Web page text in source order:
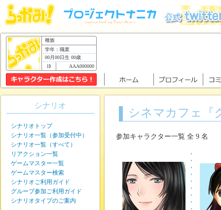
種族
学年：職業
00月00日生 00歳
AAA000000
シネマカフェ
参加キャラクター一覧 全 9 名
シナリオ
シナリオトップ
シナリオ一覧（参加受付中）
シナリオ一覧（すべて）
リアクション一覧
ゲームマスター一覧
ゲームマスター検索
シナリオご利用ガイド
グループ参加ご利用ガイド
シナリオタイプのご案内